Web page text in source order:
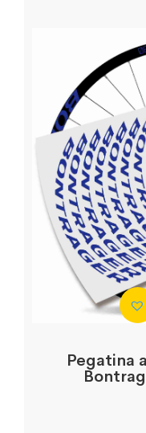
Pegatina